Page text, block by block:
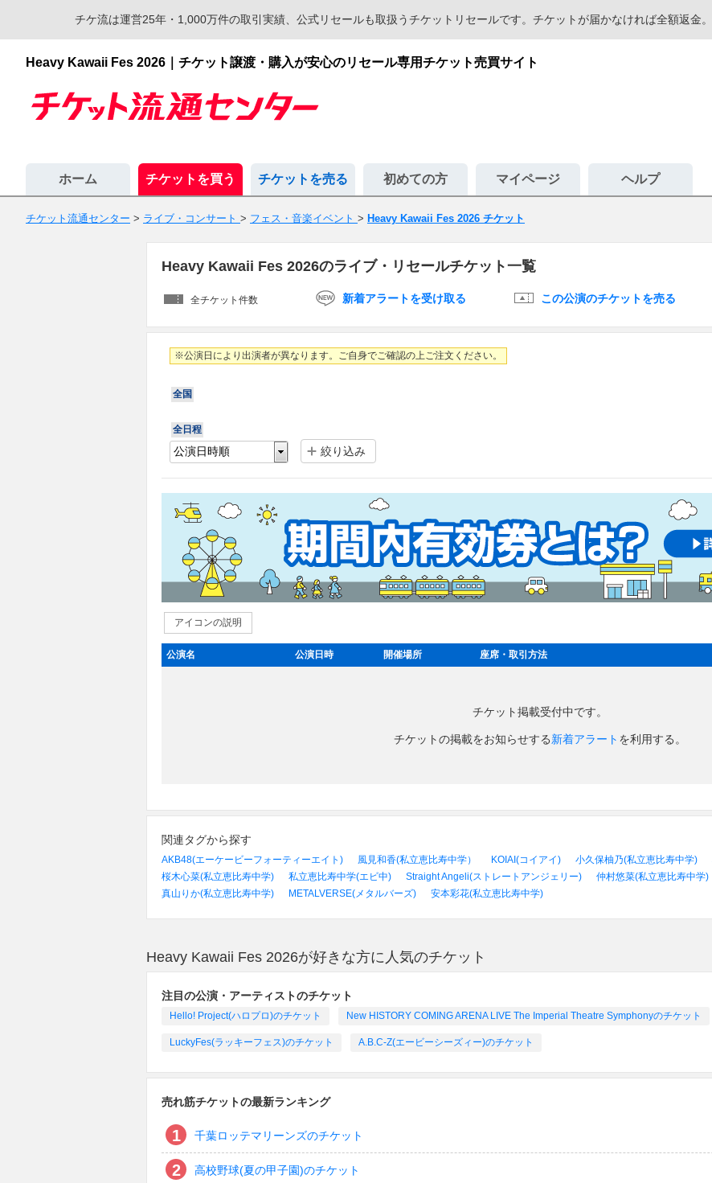
チケ流は運営25年・1,000万件の取引実績、公式リセールも取扱うチケットリセールです。チケットが届かなければ全額返金
Heavy Kawaii Fes 2026｜チケット譲渡・購入が安心のリセール専用チケット売買サイト
ホーム チケットを買う チケットを売る 初めての方 マイページ ヘルプ
チケット流通センター > ライブ・コンサート > フェス・音楽イベント > Heavy Kawaii Fes 2026 チケット
Heavy Kawaii Fes 2026のライブ・リセールチケット一覧
全チケット件数 新着アラートを受け取る この公演のチケットを売る
※公演日により出演者が異なります。ご自身でご確認の上ご注文ください。
全国
全日程
絞り込み
アイコンの説明
公演名 公演日時 開催場所 座席・取引方法
チケット掲載受付中です。
チケットの掲載をお知らせする新着アラート を利用する。
関連タグから探す
AKB48(エーケービーフォーティーエイト) 風見和香(私立恵比寿中学） KOIAI(コイアイ) 小久保柚乃(私立恵比寿中学)
桜木心菜(私立恵比寿中学)
私立恵比寿中学(エビ中) Straight Angeli(ストレートアンジェリー) 仲村悠菜(私立恵比寿中学)
真山りか(私立恵比寿中学)
METALVERSE(メタルバーズ) 安本彩花(私立恵比寿中学)
Heavy Kawaii Fes 2026が好きな方に人気のチケット
注目の公演・アーティストのチケット
Hello! Project(ハロプロ)のチケット New HISTORY COMING ARENA LIVE The Imperial Theatre Symphonyのチケット
LuckyFes(ラッキーフェス)のチケット A.B.C-Z(エービーシーズィー)のチケット
売れ筋チケットの最新ランキング
千葉ロッテマリーンズのチケット
高校野球(夏の甲子園)のチケット